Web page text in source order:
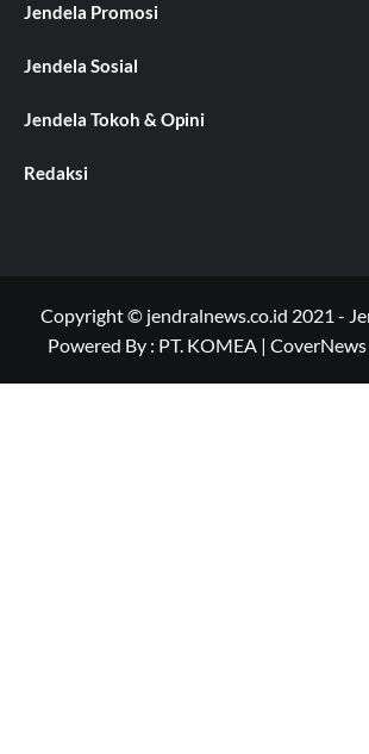
Jendela Promosi
Jendela Sosial
Jendela Tokoh & Opini
Redaksi
Copyright © jendralnews.co.id 2021 -
Powered By : PT. KOMEA | CoverNews